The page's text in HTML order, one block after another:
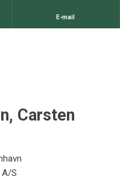
E-mail
Carsten
A/S​